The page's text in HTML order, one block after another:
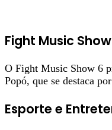
Fight Music
O Fight Music Show 6
Popó, que se destaca
Esporte e